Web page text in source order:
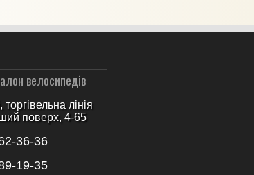
велосипедів
лінія
поверх, 4-65
36-36
19-35